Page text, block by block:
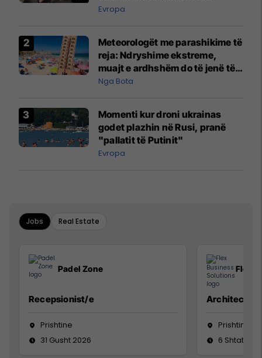
Evropa
Meteorologët me parashikime të
reja: Ndryshime ekstreme,
muajt e ardhshëm do të jenë të
pazakontë
Nga Bota
Momenti kur droni ukrainas
godet plazhin në Rusi, pranë
"pallatit të Putinit"
Evropa
Jobs Real Estate
Padel Zone
Recepsionist/e
Prishtine
31 Gusht 2026
Flex
Architect
Prishtinë
6 Shtator